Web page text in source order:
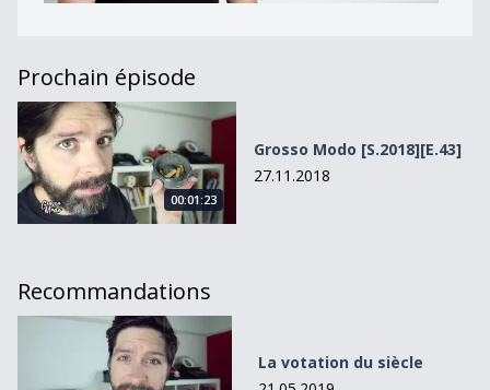
Prochain épisode
Grosso Modo [S.2018][E.43]
00:01:23
Grosso Modo [S.2018][E.43]
27.11.2018
Recommandations
La votation du siècle
La votation du siècle